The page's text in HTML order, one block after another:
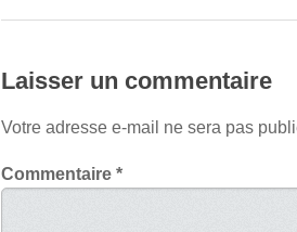
Laisser un commentaire
Votre adresse e-mail ne sera pas
Commentaire*